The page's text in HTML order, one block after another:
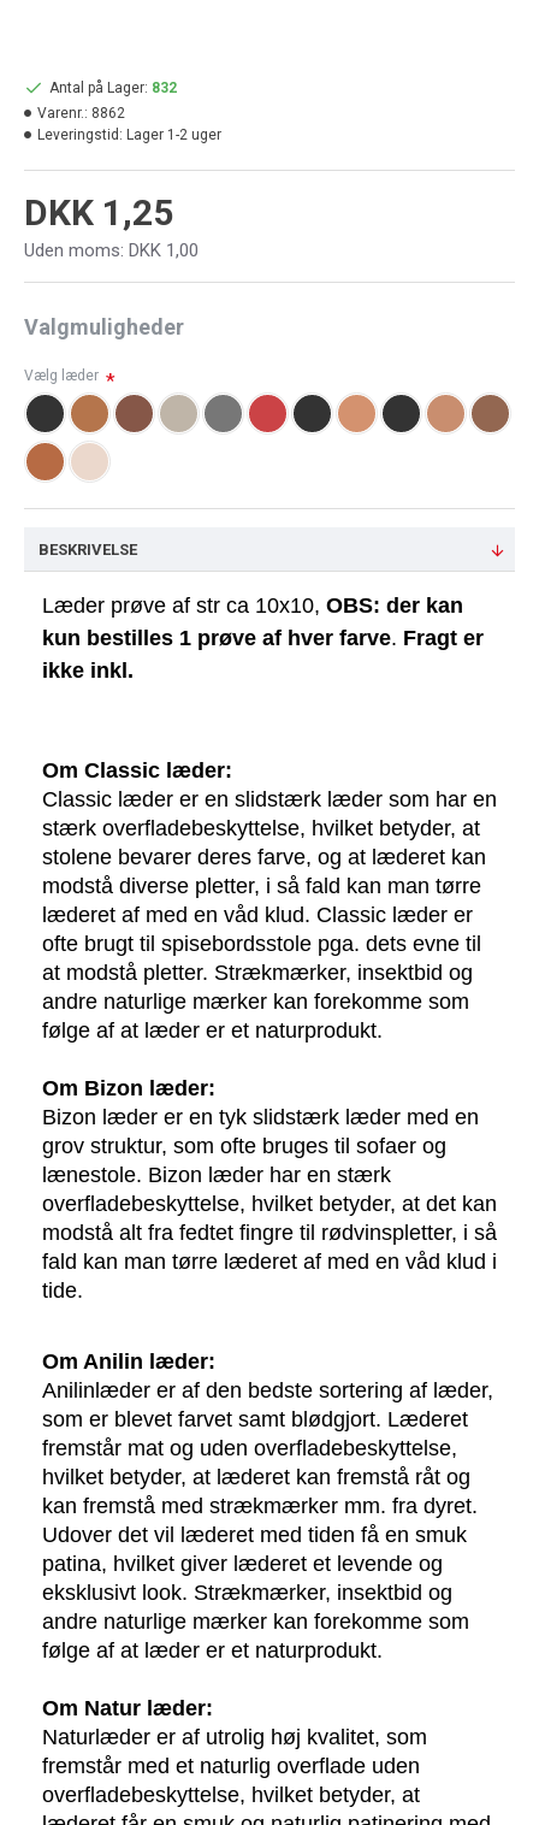
DKK 1,25
Uden moms: DKK 1,00
Antal på Lager: 832
Varenr.: 8862
Leveringstid: Lager 1-2 uger
Valgmuligheder
Vælg læder
BESKRIVELSE
Læder prøve af str ca 10x10, OBS: der kan
kun bestilles 1 prøve af hver farve. Fragt er
ikke inkl.
Om Classic læder:
Classic læder er en slidstærk læder som har en
stærk overfladebeskyttelse, hvilket betyder, at
stolene bevarer deres farve, og at læderet kan
modstå diverse pletter, i så fald kan man tørre
læderet af med en våd klud. Classic læder er
ofte brugt til spisebordsstole pga. dets evne til
at modstå pletter. Strækmærker, insektbid og
andre naturlige mærker kan forekomme som
følge af at læder er et naturprodukt.
Om Bizon læder:
Bizon læder er en tyk slidstærk læder med en
grov struktur, som ofte bruges til sofaer og
lænestole. Bizon læder har en stærk
overfladebeskyttelse, hvilket betyder, at det kan
modstå alt fra fedtet fingre til rødvinspletter, i så
fald kan man tørre læderet af med en våd klud i
tide.
Om Anilin læder:
Anilinlæder er af den bedste sortering af læder,
som er blevet farvet samt blødgjort. Læderet
fremstår mat og uden overfladebeskyttelse,
hvilket betyder, at læderet kan fremstå råt og
kan fremstå med strækmærker mm. fra dyret.
Udover det vil læderet med tiden få en smuk
patina, hvilket giver læderet et levende og
eksklusivt look. Strækmærker, insektbid og
andre naturlige mærker kan forekomme som
følge af at læder er et naturprodukt.
Om Natur læder:
Naturlæder er af utrolig høj kvalitet, som
overfladebeskyttelse, hvilket betyder, at